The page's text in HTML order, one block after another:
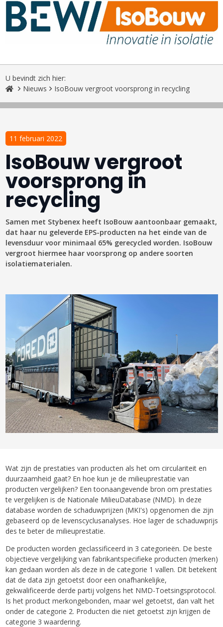
U bevindt zich hier:
Nieuws
IsoBouw vergroot voorsprong in recycling
11 februari 2022
IsoBouw vergroot
voorsprong in
recycling
Samen met Stybenex heeft IsoBouw aantoonbaar gemaakt,
dat haar nu geleverde EPS-producten na het einde van de
levensduur voor minimaal 65% gerecycled worden. IsoBouw
vergroot hiermee haar voorsprong op andere soorten
isolatiematerialen.
Wat zijn de prestaties van producten als het om circulariteit en
duurzaamheid gaat? En hoe kun je de milieuprestatie van
producten vergelijken? Een toonaangevende bron om prestaties
te vergelijken is de Nationale MilieuDatabase (NMD). In deze
database worden de schaduwprijzen (MKI's) opgenomen die zijn
gebaseerd op de levenscyclusanalyses. Hoe lager de schaduwprijs
des te beter de milieuprestatie.
De producten worden geclassificeerd in 3 categorieën. De beste
objectieve vergelijking van fabrikantspecifieke producten (merken)
kan gedaan worden als deze in de categorie 1 vallen. Dit betekent
dat de data zijn getoetst door een onafhankelijke,
gekwalificeerde derde partij volgens het NMD-Toetsingsprotocol.
Is het product merkongebonden, maar wel getoetst, dan valt het
onder de categorie 2. Producten die niet getoetst zijn krijgen de
categorie 3 waardering.